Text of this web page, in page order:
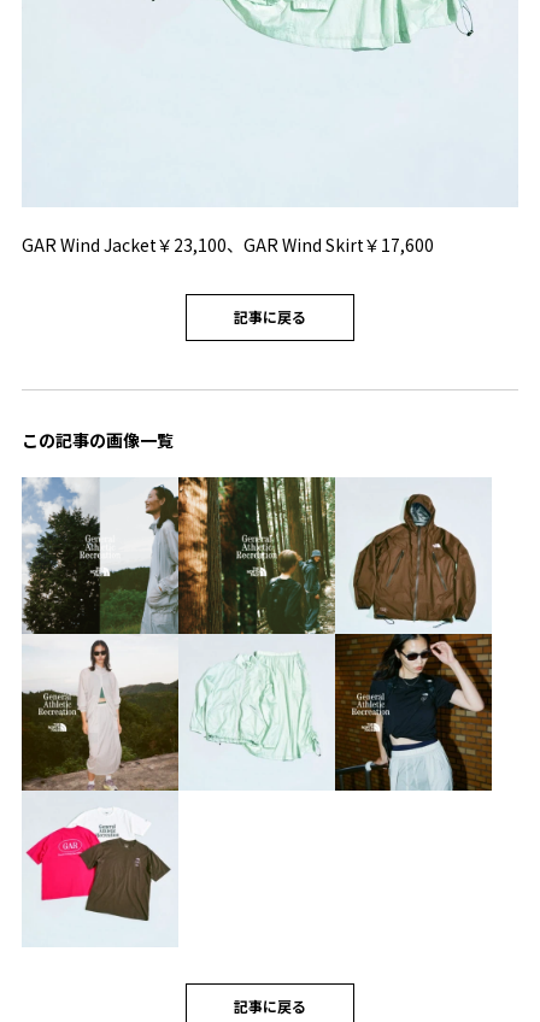
GAR Wind Jacket￥23,100、GAR Wind Skirt￥17,600
記事に戻る
この記事の画像一覧
記事に戻る